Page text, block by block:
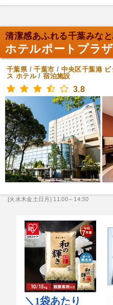
清潔感あふれる千葉みなと
ホテルポートプラ
千葉県/千葉市 / 中央区千葉港
ス ホテル/宿泊施設
3.8
[火水木金土日月] 11:00～14:30